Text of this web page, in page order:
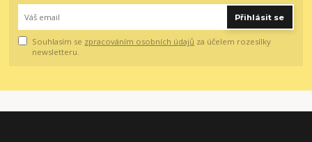
Přihlásit se
Souhlasím se zpracováním osobních údajů za účelem rozesílky
newsletteru.